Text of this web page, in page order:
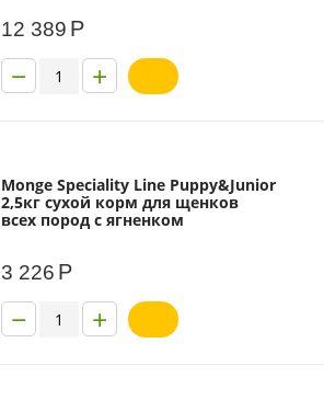
12 389 Р
+
−
Monge Speciality Line Puppy&Junior
2,5кг сухой корм для щенков
всех пород с ягненком
3 226 Р
+
−